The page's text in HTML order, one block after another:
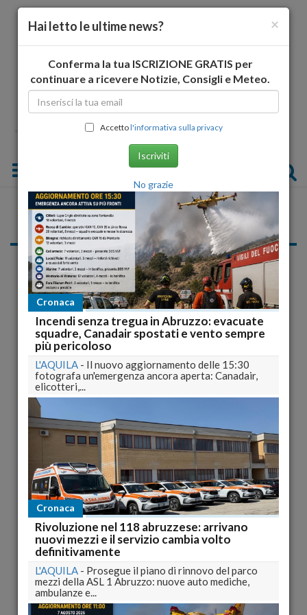
Toggle navigation
I video Istituzionali
Abruzzo24ore realizza video per la Pubblica Amministrazione
per favorire la trasparenza deiservizi, dellecompetenzedegli
uffici, deirisultatiraggiungi, grazie anche all'archiviostorico
e alrepertorioaccumulato in tanti anni di attività.
In ambito istituzionale, Abruzzo24ore ha lavorato
principalmente per conto e in collaborazione con le seguenti
istituzioni:
Consiglio Comunale dell'Aquila:"La nostra Casa".
Video sull'attività del Consiglio Comunale dopo il sisma
del 6 aprile 2009 e primo messaggio istituzionale del
all'interno di Palazzo Margherita, sempre dopo il sisma.
Consiglio Regionale della Campania:visita del
Presidente Lonardo nelle zone terremotate
Presidenza del Consiglio Regionale dell'Abruzzo:
"Una giornata all'Emiciclo" (2 edizioni pre e post sisma).
Clicca qui per l'approfondimento
Provincia dell'Aquila:"Le 4 Province abruzzesi"
Video sulle emergenze artistiche, culturali e turistiche
delle 4 province d'Abruzzo.
Video dedicato al poeta di Guardiagrele e al suo
capolavoro "Ta-pù"
Consiglio Regionale degli Abruzzesi nel Mondo:
×
Hai letto le ultime news?
Conferma la tua ISCRIZIONE GRATIS per
continuare a ricevere Notizie, Consigli e Meteo.
Accettol'informativa sulla privacy
Iscriviti
No grazie
Cronaca
Incendi senza tregua in Abruzzo: evacuate
squadre, Canadair spostati e vento sempre
più pericoloso
L'AQUILA - Il nuovo aggiornamento delle 15:30
fotografa un'emergenza ancora aperta: Canadair,
elicotteri,...
Cronaca
Rivoluzione nel 118 abruzzese: arrivano
nuovi mezzi e il servizio cambia volto
definitivamente
L'AQUILA - Prosegue il piano di rinnovo del parco
mezzi della ASL 1 Abruzzo: nuove auto mediche,
ambulanze e...